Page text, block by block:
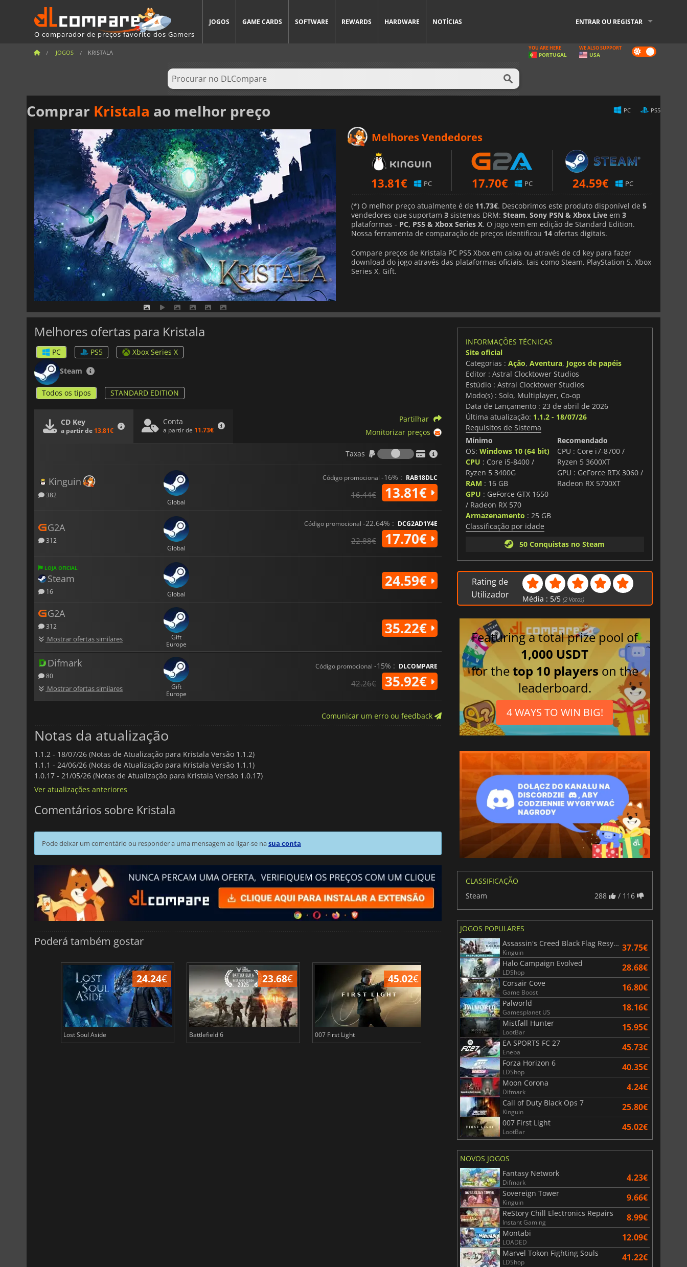
O comparador de preços favorito dos Gamers
JOGOS GAME CARDS SOFTWARE REWARDS HARDWARE NOTÍCIAS ENTRAR OU REGISTAR
JOGOS KRISTALA Dark
mode
YOU ARE HERE
PORTUGAL
WE ALSO SUPPORT
USA
Comprar Kristala ao melhor preço PC PS5
Melhores Vendedores
13.81€ PC 17.70€ PC 24.59€ PC
(*) O melhor preço atualmente é de 11.73€. Descobrimos este produto disponível de 5
vendedores que suportam 3 sistemas DRM: Steam, Sony PSN & Xbox Live em 3
plataformas - PC, PS5 & Xbox Series X. O jogo vem em edição de Standard Edition.
Nossa ferramenta de comparação de preços identificou 14 ofertas digitais.
Compare preços de Kristala PC PS5 Xbox em caixa ou através de cd key para fazer
download do jogo através das plataformas oficiais, tais como Steam, PlayStation 5, Xbox
Series X, Gift.
Melhores ofertas para Kristala
PC PS5
Xbox Series X
Steam
Todos os tipos STANDARD EDITION
CD Key
a partir de 13.81€
Conta
a partir de 11.73€
Partilhar
Monitorizar preços
Taxas
Taxas
Kinguin
382
Global
Código promocional -16% : RAB18DLC
16.44€ 13.81€
G2A
312
Global
Código promocional -22.64% : DCG2AD1Y4E
22.88€ 17.70€
LOJA OFICIAL
Steam
16 Global
24.59€
G2A
312
Mostrar ofertas similares
Gift
Europe
35.22€
Difmark
80
Mostrar ofertas similares
Gift
Europe
Código promocional -15% : DLCOMPARE
42.26€ 35.92€
Comunicar um erro ou feedback
Notas da atualização
1.1.2 - 18/07/26 (Notas de Atualização para Kristala Versão 1.1.2)
1.1.1 - 24/06/26 (Notas de Atualização para Kristala Versão 1.1.1)
1.0.17 - 21/05/26 (Notas de Atualização para Kristala Versão 1.0.17)
Ver atualizações anteriores
Comentários sobre Kristala
Pode deixar um comentário ou responder a uma mensagem ao ligar-se nasua conta
Poderá também gostar
24.24€
Lost Soul Aside
23.68€
Battlefield 6
45.02€
007 First Light
36.07€
Baldur's Gate 3
41.13
INFORMAÇÕES TÉCNICAS
Site oficial
Categorias : Ação, Aventura, Jogos de papéis
Editor : Astral Clocktower Studios
Estúdio : Astral Clocktower Studios
Modo(s) : Solo, Multiplayer, Co-op
Data de Lançamento : 23 de abril de 2026
Última atualização: 1.1.2 - 18/07/26
Requisitos de Sistema
Mínimo
OS: Windows 10 (64 bit)
CPU : Core i5-8400 /
Ryzen 5 3400G
RAM : 16 GB
GPU : GeForce GTX 1650
/ Radeon RX 570
Armazenamento : 25 GB
Recomendado
CPU : Core i7-8700 /
Ryzen 5 3600XT
GPU : GeForce RTX 3060 /
Radeon RX 5700XT
Classificação por idade
50 Conquistas no Steam
Rating de
Utilizador
Média : 5/5 (2 Votos)
Featuring a total prize pool of
1,000 USDT
for thetop 10 players on the
leaderboard.
4 WAYS TO WIN BIG!
CLASSIFICAÇÃO
Steam
288 / 116
JOGOS POPULARES
Assassin's Creed Black Flag Resynced
Kinguin 37.75€
Halo Campaign Evolved
LDShop 28.68€
Corsair Cove
Game Boost 16.80€
Palworld
Gamesplanet US 18.16€
Mistfall Hunter
LootBar 15.95€
EA SPORTS FC 27
Eneba 45.73€
Forza Horizon 6
LDShop 40.35€
Moon Corona
Difmark 4.24€
Call of Duty Black Ops 7
Kinguin 25.80€
007 First Light
LootBar 45.02€
NOVOS JOGOS
Fantasy Network
Difmark 4.23€
Sovereign Tower
Kinguin 9.66€
ReStory Chill Electronics Repairs
Instant Gaming 8.99€
Montabi
LOADED 12.09€
Marvel Tokon Fighting Souls
LDShop 41.22€